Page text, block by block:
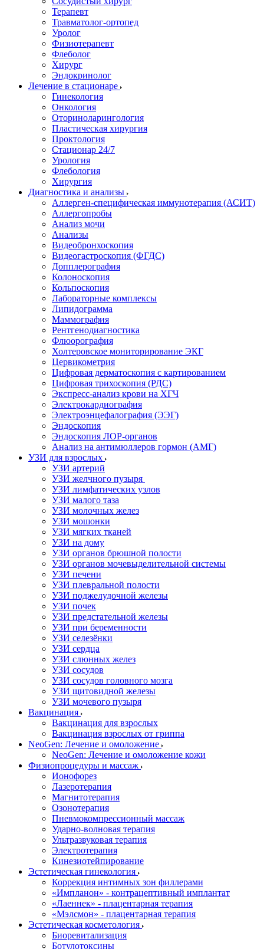
Терапевт
Травматолог-ортопед
Уролог
Физиотерапевт
Флеболог
Хирург
Эндокринолог
Лечение в стационаре
Гинекология
Онкология
Оториноларингология
Пластическая хирургия
Проктология
Стационар 24/7
Урология
Флебология
Хирургия
Диагностика и анализы
Аллерген-специфическая иммунотерапия (АСИТ)
Аллергопробы
Анализ мочи
Анализы
Видеобронхоскопия
Видеогастроскопия (ФГДС)
Допплерография
Колоноскопия
Кольпоскопия
Лабораторные комплексы
Липидограмма
Маммография
Рентгенодиагностика
Флюорография
Холтеровское мониторирование ЭКГ
Цервикометрия
Цифровая дерматоскопия с картированием
Цифровая трихоскопия (РДС)
Экспресс-анализ крови на ХГЧ
Электрокардиография
Электроэнцефалография (ЭЭГ)
Эндоскопия
Эндоскопия ЛОР-органов
Анализ на антимюллеров гормон (АМГ)
УЗИ для взрослых
УЗИ артерий
УЗИ желчного пузыря
УЗИ лимфатических узлов
УЗИ малого таза
УЗИ молочных желез
УЗИ мошонки
УЗИ мягких тканей
УЗИ на дому
УЗИ органов брюшной полости
УЗИ органов мочевыделительной системы
УЗИ печени
УЗИ плевральной полости
УЗИ поджелудочной железы
УЗИ почек
УЗИ предстательной железы
УЗИ при беременности
УЗИ селезёнки
УЗИ сердца
УЗИ слюнных желез
УЗИ сосудов
УЗИ сосудов головного мозга
УЗИ щитовидной железы
УЗИ мочевого пузыря
Вакцинация
Вакцинация для взрослых
Вакцинация взрослых от гриппа
NeoGen: Лечение и омоложение
NeoGen: Лечение и омоложение кожи
Физиопроцедуры и массаж
Ионофорез
Лазеротерапия
Магнитотерапия
Озонотерапия
Пневмокомпрессионный массаж
Ударно-волновая терапия
Ультразвуковая терапия
Электротерапия
Кинезиотейпирование
Эстетическая гинекология
Коррекция интимных зон филлерами
«Импланон» - контрацептивный имплантат
«Лаеннек» - плацентарная терапия
«Мэлсмон» - плацентарная терапия
Эстетическая косметология
Биоревитализация
Ботулотоксины